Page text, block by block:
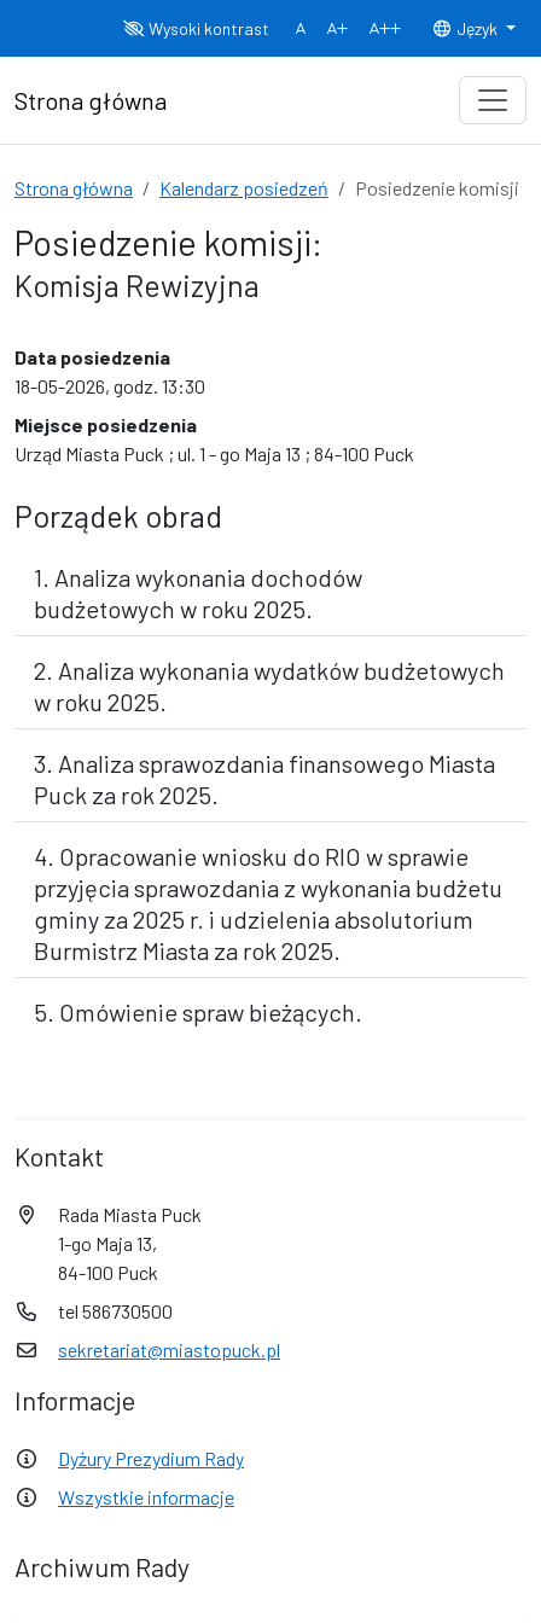
Wysoki kontrast
Normalny rozmiar czcionki
Rozmiar czcionki 150% Rozmiar
Język
Strona główna
Strona główna Kalendarz posiedzeń Posiedzenie komisji
Posiedzenie komisji:
Komisja Rewizyjna
Data posiedzenia
18-05-2026, godz. 13:30
Miejsce posiedzenia
Urząd Miasta Puck ; ul. 1 - go Maja 13 ; 84-100 Puck
Porządek obrad
1. Analiza wykonania dochodów
budżetowych w roku 2025.
2. Analiza wykonania wydatków budżetowych
w roku 2025.
3. Analiza sprawozdania finansowego Miasta
Puck za rok 2025.
4. Opracowanie wniosku do RIO w sprawie
przyjęcia sprawozdania z wykonania budżetu
gminy za 2025 r. i udzielenia absolutorium
Burmistrz Miasta za rok 2025.
5. Omówienie spraw bieżących.
Kontakt
Rada Miasta Puck
1-go Maja 13,
84-100 Puck
tel 586730500
sekretariat@miastopuck.pl
Informacje
Dyżury Prezydium Rady
Wszystkie informacje
Archiwum Rady